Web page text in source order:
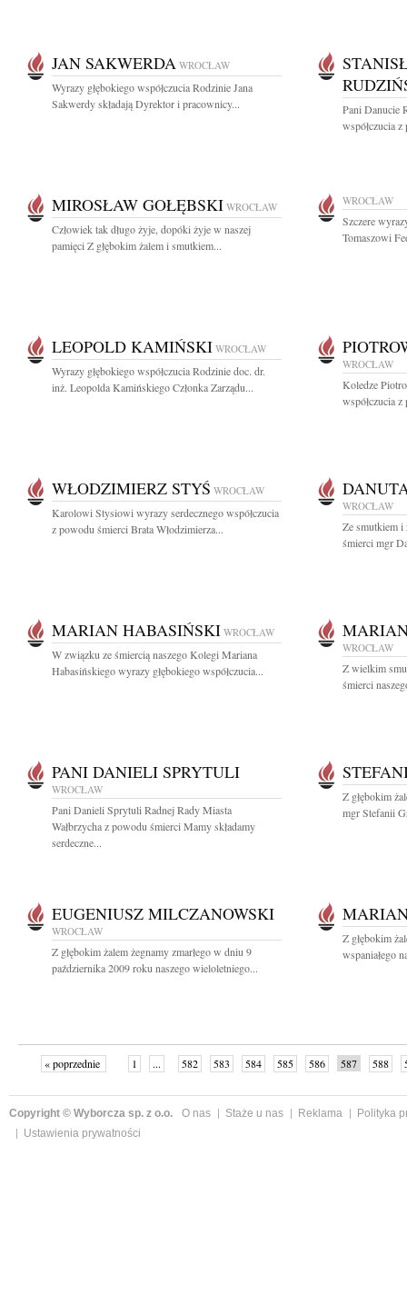
JAN SAKWERDA WROCŁAW
Wyrazy głębokiego współczucia Rodzinie Jana
Sakwerdy składają Dyrektor i pracownicy...
Pani Danucie
współczucia
MIROSŁAW GOŁĘBSKI WROCŁAW
Człowiek tak długo żyje, dopóki żyje w naszej
pamięci Z głębokim żalem i smutkiem...
WROCŁAW
Szczere
Tomaszowi
LEOPOLD KAMIŃSKI WROCŁAW
Wyrazy głębokiego współczucia Rodzinie doc. dr.
inż. Leopolda Kamińskiego Członka Zarządu...
WROCŁAW
Koledze
współczucia
WŁODZIMIERZ STYŚ WROCŁAW
Karolowi Stysiowi wyrazy serdecznego współczucia
z powodu śmierci Brata Włodzimierza...
WROCŁAW
Ze smutkiem i
śmierci mgr
MARIAN HABASIŃSKI WROCŁAW
W związku ze śmiercią naszego Kolegi Mariana
Habasińskiego wyrazy głębokiego współczucia...
WROCŁAW
Z wielkim
śmierci
PANI DANIELI SPRYTULI
WROCŁAW
Pani Danieli Sprytuli Radnej Rady Miasta
Wałbrzycha z powodu śmierci Mamy składamy
serdeczne...
Z głębokim
mgr Stefanii
EUGENIUSZ MILCZANOWSKI
WROCŁAW
Z głębokim żalem żegnamy zmarłego w dniu 9
października 2009 roku naszego wieloletniego...
Z głębokim
wspaniałego
« poprzednie 1 ... 582 583 584 585 586 587 588
Copyright © Wyborcza sp. z o.o. O nas Staże u nas Reklama
Polityka
Ustawienia prywatności